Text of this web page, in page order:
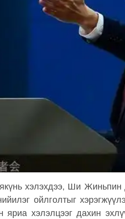
хэлэхдээ, Ши
ойлголтыг
яриа хэлэлцээг дахин